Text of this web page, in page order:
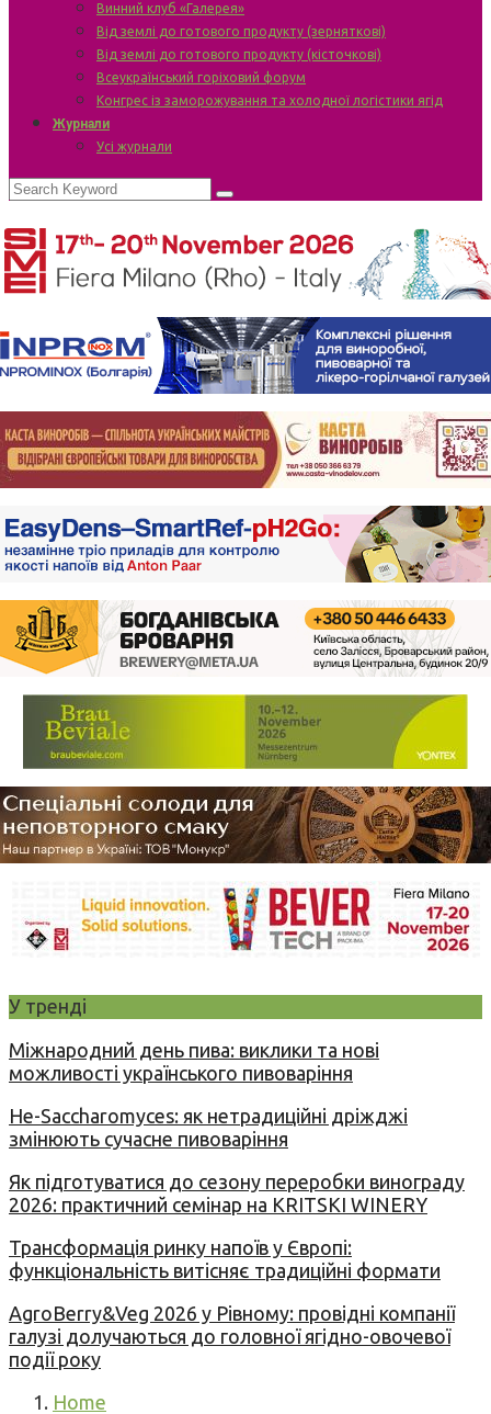
Винний клуб «Галерея»
Від землі до готового продукту (зерняткові)
Від землі до готового продукту (кісточкові)
Всеукраїнський горіховий форум
Конгрес із заморожування та холодної логістики ягід
Журнали
Усі журнали
У тренді
Міжнародний день пива: виклики та нові
можливості українського пивоваріння
Не-Saccharomyces: як нетрадиційні дріжджі
змінюють сучасне пивоваріння
Як підготуватися до сезону переробки винограду
2026: практичний семінар на KRITSKI WINERY
Трансформація ринку напоїв у Європі:
функціональність витісняє традиційні формати
AgroBerry&Veg 2026 у Рівному: провідні компанії
галузі долучаються до головної ягідно-овочевої
події року
Home